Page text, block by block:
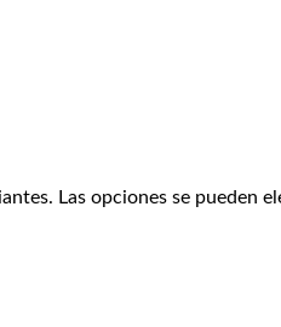
Las opciones se pueden